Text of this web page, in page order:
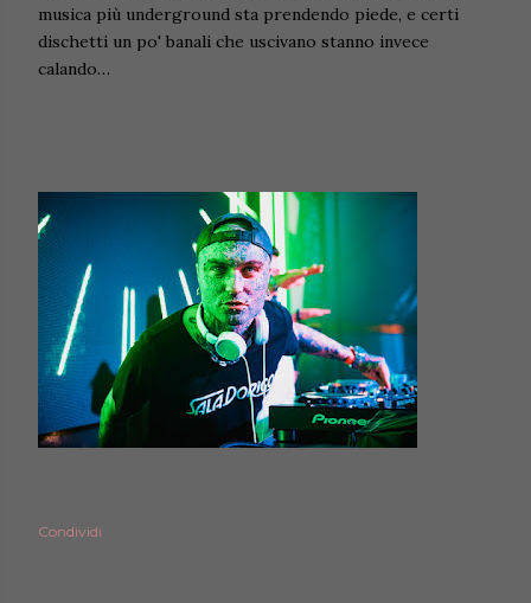
musica più underground sta prendendo piede, e certi
dischetti un po' banali che uscivano stanno invece
calando…
Condividi